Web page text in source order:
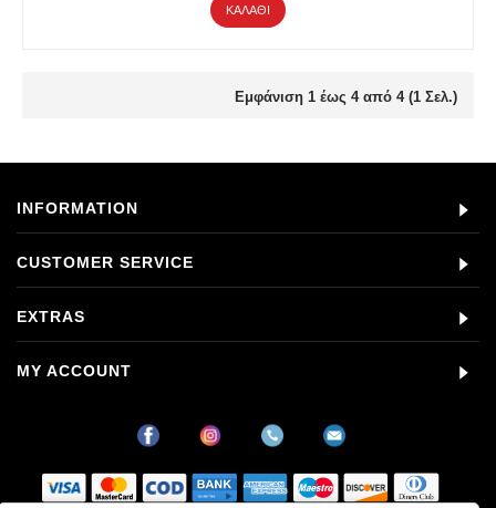
ΚΑΛΆΘΙ
Εμφάνιση 1 έως 4 από 4 (1 Σελ.)
INFORMATION
CUSTOMER SERVICE
EXTRAS
MY ACCOUNT